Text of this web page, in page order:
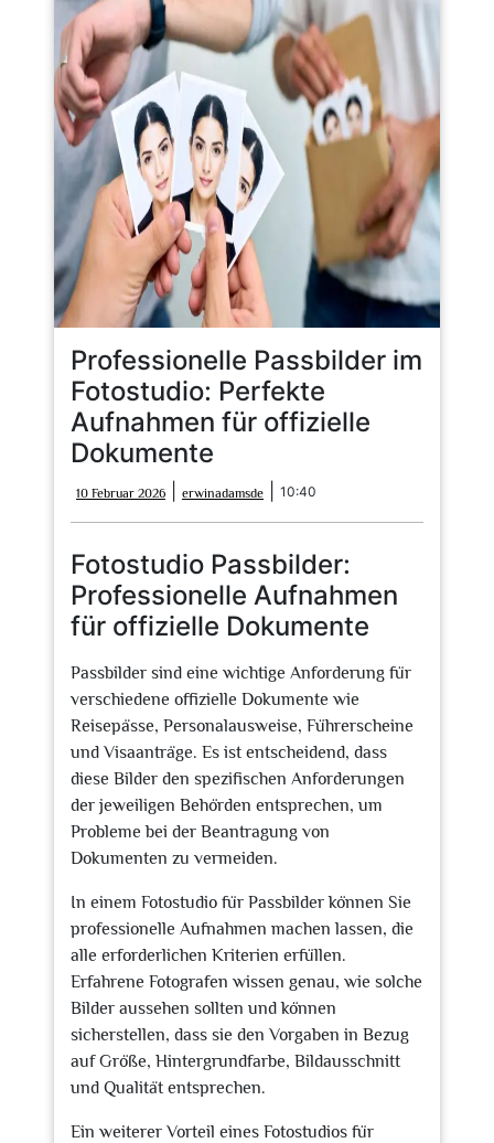
Professionelle Passbilder im
Fotostudio: Perfekte
Aufnahmen für offizielle
Dokumente
10 Februar 2026
Februar
2026
erwinadamsde erwinadamsde
10:40
Fotostudio Passbilder:
Professionelle Aufnahmen
für offizielle Dokumente
Passbilder sind eine wichtige Anforderung für
verschiedene offizielle Dokumente wie
Reisepässe, Personalausweise, Führerscheine
und Visaanträge. Es ist entscheidend, dass
diese Bilder den spezifischen Anforderungen
der jeweiligen Behörden entsprechen, um
Probleme bei der Beantragung von
Dokumenten zu vermeiden.
In einem Fotostudio für Passbilder können Sie
professionelle Aufnahmen machen lassen, die
alle erforderlichen Kriterien erfüllen.
Erfahrene Fotografen wissen genau, wie solche
Bilder aussehen sollten und können
sicherstellen, dass sie den Vorgaben in Bezug
auf Größe, Hintergrundfarbe, Bildausschnitt
und Qualität entsprechen.
Ein weiterer Vorteil eines Fotostudios für